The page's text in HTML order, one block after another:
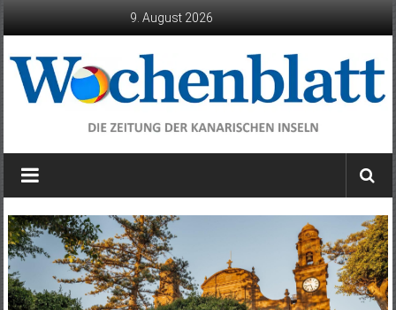
9. August 2026
Wochenblatt
die
der
Kanarischen
Inseln